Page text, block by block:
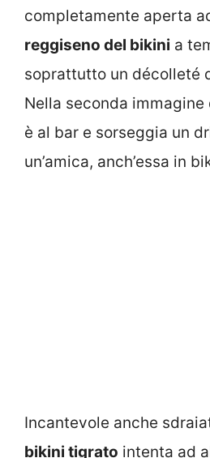
completamente aperta
reggiseno del bikini a
soprattutto un décolleté
Nella seconda
è al bar e sorseggia un
un’amica, anch’essa in
Incantevole anche
bikini tigrato intenta ad